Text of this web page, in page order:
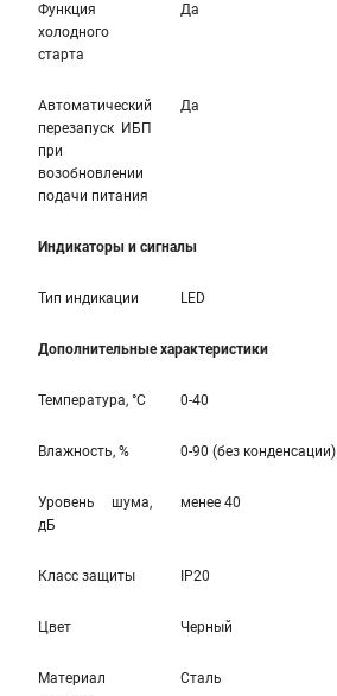
Функция
холодного
старта
Да
Автоматический
перезапуск ИБП
при
возобновлении
подачи питания
Да
Индикаторы и сигналы
Тип индикации LED
Дополнительные характеристики
Температура, °С 0-40
Влажность, % 0-90 (без конденсации)
Уровень шума,
дБ
менее 40
Класс защиты IP20
Цвет Черный
Материал
Сталь